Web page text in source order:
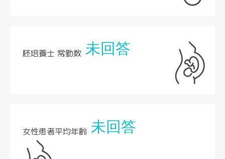
胚培養士 常勤数 未回答
女性患者平均年齢 未回答